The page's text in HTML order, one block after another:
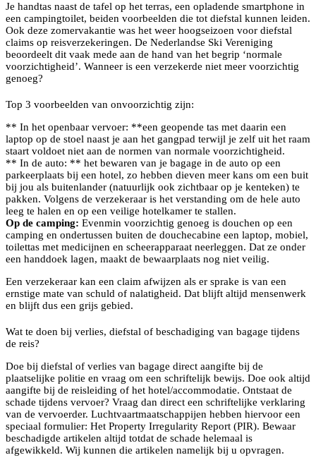
Je handtas naast de tafel op het terras, een opladende smartphone in
een campingtoilet, beiden voorbeelden die tot diefstal kunnen leiden.
Ook deze zomervakantie was het weer hoogseizoen voor diefstal
claims op reisverzekeringen. De Nederlandse Ski Vereniging
beoordeelt dit vaak mede aan de hand van het begrip ‘normale
voorzichtigheid’. Wanneer is een verzekerde niet meer voorzichtig
genoeg?
Top 3 voorbeelden van onvoorzichtig zijn:
** In het openbaar vervoer: **een geopende tas met daarin een
laptop op de stoel naast je aan het gangpad terwijl je zelf uit het raam
staart voldoet niet aan de normen van normale voorzichtigheid.
** In de auto: ** het bewaren van je bagage in de auto op een
parkeerplaats bij een hotel, zo hebben dieven meer kans om een buit
bij jou als buitenlander (natuurlijk ook zichtbaar op je kenteken) te
pakken. Volgens de verzekeraar is het verstanding om de hele auto
leeg te halen en op een veilige hotelkamer te stallen.
Op de camping: Evenmin voorzichtig genoeg is douchen op een
camping en ondertussen buiten de douchecabine een laptop, mobiel,
toilettas met medicijnen en scheerapparaat neerleggen. Dat ze onder
een handdoek lagen, maakt de bewaarplaats nog niet veilig.
Een verzekeraar kan een claim afwijzen als er sprake is van een
ernstige mate van schuld of nalatigheid. Dat blijft altijd mensenwerk
en blijft dus een grijs gebied.
Wat te doen bij verlies, diefstal of beschadiging van bagage tijdens
de reis?
Doe bij diefstal of verlies van bagage direct aangifte bij de
plaatselijke politie en vraag om een schriftelijk bewijs. Doe ook altijd
aangifte bij de reisleiding of het hotel/accommodatie. Ontstaat de
schade tijdens vervoer? Vraag dan direct een schriftelijke verklaring
van de vervoerder. Luchtvaartmaatschappijen hebben hiervoor een
speciaal formulier: Het Property Irregularity Report (PIR). Bewaar
beschadigde artikelen altijd totdat de schade helemaal is
afgewikkeld. Wij kunnen die artikelen namelijk bij u opvragen.